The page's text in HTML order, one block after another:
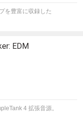
を豊富に収録した
EDM
4 拡張音源。